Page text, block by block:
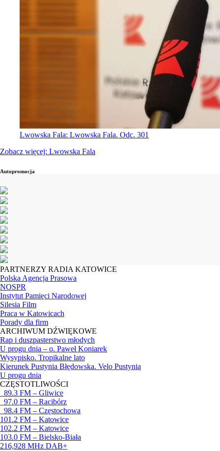
Lwowska Fala: Lwowska Fala. Odc. 301
Zobacz więcej: Lwowska Fala
Autopromocja
PARTNERZY RADIA KATOWICE
Polska Agencja Prasowa
NOSPR
Instytut Pamięci Narodowej
Silesia Film
Praca w Katowicach
Porady dla firm
ARCHIWUM DŹWIĘKOWE
Rap i duszpasterstwo młodych
U progu dnia – o. Paweł Koniarek
Wysypisko. Tropikalne lato
Kierunek Pustynia Błędowska. Velo Pustynia
U progu dnia
CZĘSTOTLIWOŚCI
89.3 FM – Gliwice
97.0 FM – Racibórz
98.4 FM – Częstochowa
101.2 FM – Katowice
102.2 FM – Katowice
103.0 FM – Bielsko-Biała
216,928 MHz DAB+